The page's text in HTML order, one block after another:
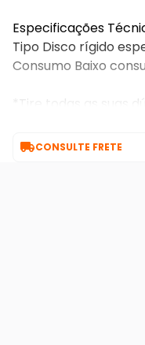
Especificações
Tipo Disco rígido
Consumo Baixo
*Tire todas as suas
CONSULTE FRETE